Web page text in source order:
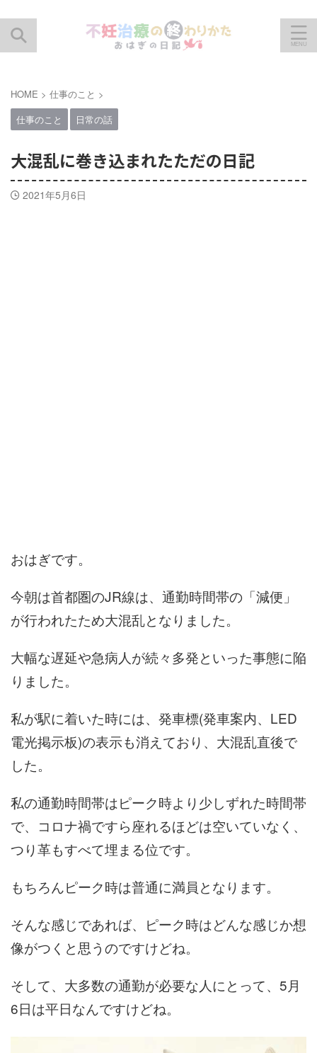
HOME > 仕事のこと >
仕事のこと
日常の話
大混乱に巻き込まれたただの日記
2021年5月6日
おはぎです。
今朝は首都圏のJR線は、通勤時間帯の「減便」
が行われたため大混乱となりました。
大幅な遅延や急病人が続々多発といった事態に陥
りました。
私が駅に着いた時には、発車標(発車案内、LED
電光掲示板)の表示も消えており、大混乱直後で
した。
私の通勤時間帯はピーク時より少しずれた時間帯
で、コロナ禍ですら座れるほどは空いていなく、
つり革もすべて埋まる位です。
もちろんピーク時は普通に満員となります。
そんな感じであれば、ピーク時はどんな感じか想
像がつくと思うのですけどね。
そして、大多数の通勤が必要な人にとって、5月
6日は平日なんですけどね。